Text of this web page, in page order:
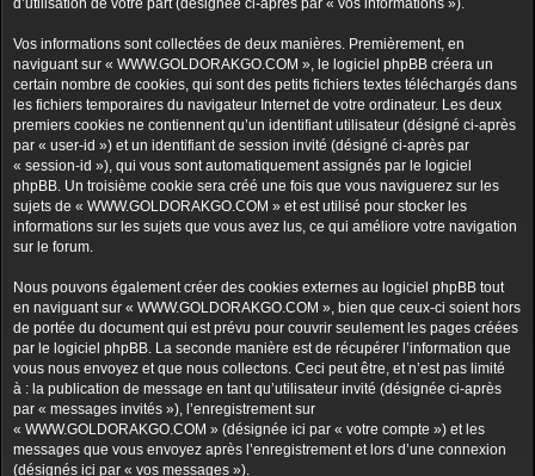
r
d’utilisation de votre part (désignée ci-après par « vos informations »).
Vos informations sont collectées de deux manières. Premièrement, en
naviguant sur « WWW.GOLDORAKGO.COM », le logiciel phpBB créera un
certain nombre de cookies, qui sont des petits fichiers textes téléchargés dans
les fichiers temporaires du navigateur Internet de votre ordinateur. Les deux
premiers cookies ne contiennent qu’un identifiant utilisateur (désigné ci-après
par « user-id ») et un identifiant de session invité (désigné ci-après par
« session-id »), qui vous sont automatiquement assignés par le logiciel
phpBB. Un troisième cookie sera créé une fois que vous naviguerez sur les
sujets de « WWW.GOLDORAKGO.COM » et est utilisé pour stocker les
informations sur les sujets que vous avez lus, ce qui améliore votre navigation
sur le forum.
Nous pouvons également créer des cookies externes au logiciel phpBB tout
en naviguant sur « WWW.GOLDORAKGO.COM », bien que ceux-ci soient hors
de portée du document qui est prévu pour couvrir seulement les pages créées
par le logiciel phpBB. La seconde manière est de récupérer l’information que
vous nous envoyez et que nous collectons. Ceci peut être, et n’est pas limité
à : la publication de message en tant qu’utilisateur invité (désignée ci-après
par « messages invités »), l’enregistrement sur
« WWW.GOLDORAKGO.COM » (désignée ici par « votre compte ») et les
messages que vous envoyez après l’enregistrement et lors d’une connexion
(désignés ici par « vos messages »).